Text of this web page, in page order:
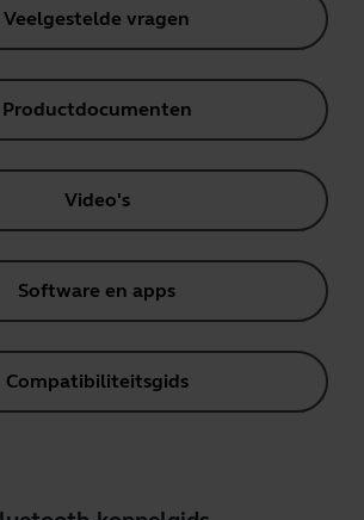
Veelgestelde vragen
Productdocumenten
Video's
Software en apps
Compatibiliteitsgids